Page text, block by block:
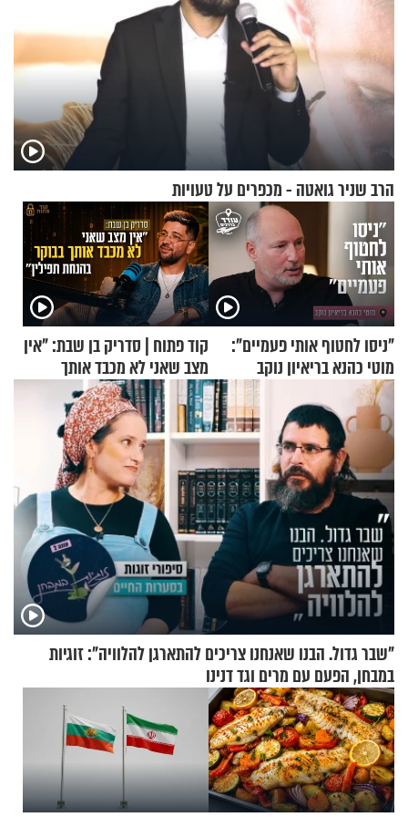
הרב שניר גואטה - מכפרים על טעויות
"ניסו לחטוף אותי פעמיים":
מוטי כהנא בריאיון נוקב
קוד פתוח | סדריק בן שבת: "אין
מצב שאני לא מכבד אותך
בבוקר בהנחת תפילין"
"שבר גדול. הבנו שאנחנו צריכים להתארגן להלוויה": זוגיות
במבחן, הפעם עם מרים וגד דנינו